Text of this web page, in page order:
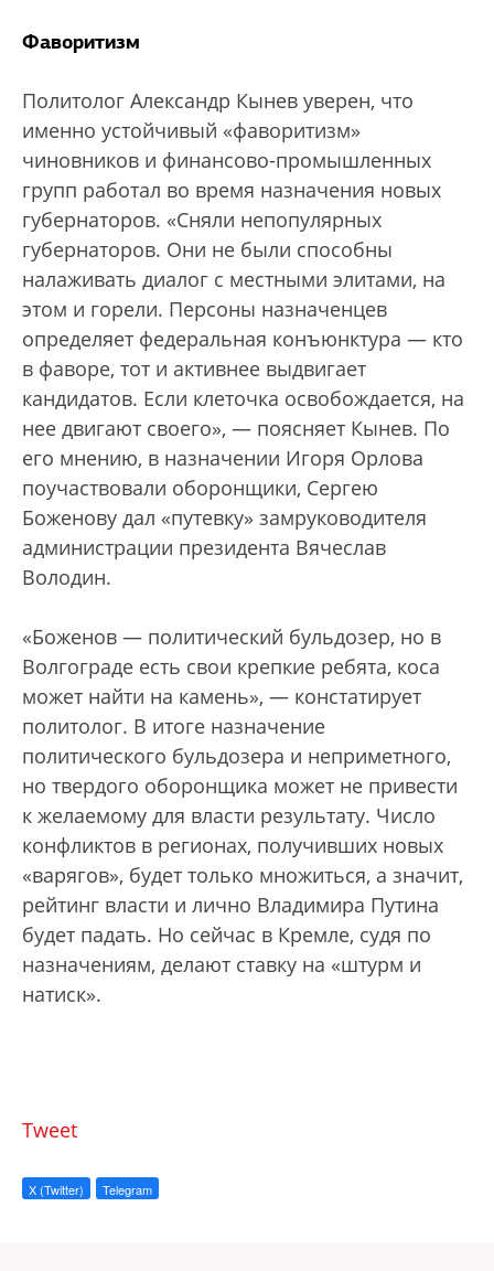
Фаворитизм
Политолог Александр Кынев уверен, что
именно устойчивый «фаворитизм»
чиновников и финансово-промышленных
групп работал во время назначения новых
губернаторов. «Сняли непопулярных
губернаторов. Они не были способны
налаживать диалог с местными элитами, на
этом и горели. Персоны назначенцев
определяет федеральная конъюнктура — кто
в фаворе, тот и активнее выдвигает
кандидатов. Если клеточка освобождается, на
нее двигают своего», — поясняет Кынев. По
его мнению, в назначении Игоря Орлова
поучаствовали оборонщики, Сергею
Боженову дал «путевку» замруководителя
администрации президента Вячеслав
Володин.
«Боженов — политический бульдозер, но в
Волгограде есть свои крепкие ребята, коса
может найти на камень», — констатирует
политолог. В итоге назначение
политического бульдозера и неприметного,
но твердого оборонщика может не привести
к желаемому для власти результату. Число
конфликтов в регионах, получивших новых
«варягов», будет только множиться, а значит,
рейтинг власти и лично Владимира Путина
будет падать. Но сейчас в Кремле, судя по
назначениям, делают ставку на «штурм и
натиск».
Tweet
X (Twitter) Telegram